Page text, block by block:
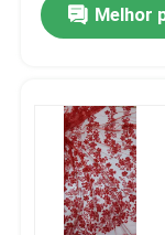
Exhibition
guarnição
Laço solúvel
Melhor